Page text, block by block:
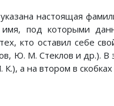
настоящая
под которыми
кто оставил себе
Ю. М. Стеклов и др.). В
а на втором в